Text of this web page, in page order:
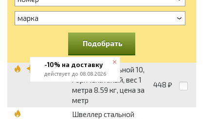
марка
Подобрать
Швеллер стальной 10,
горячекатаный, вес 1
метра 8.59 кг, цена за
метр
448 ₽
Швеллер стальной
-10% на доставку
действует до 08.08.2026